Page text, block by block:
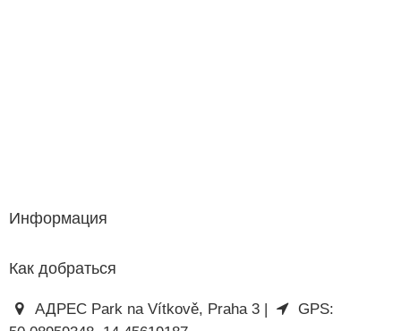
Информация
Как добраться
АДРЕС Park na Vítkově, Praha 3 |
GPS: